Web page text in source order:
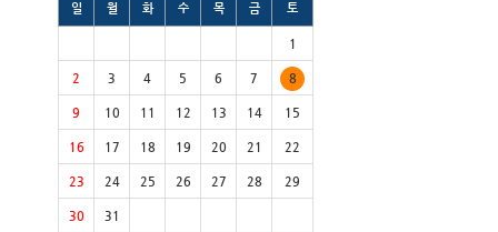
일 월 화 수 목 금 토
1
2 3 4 5 6 7 8
9 10 11 12 13 14 15
16 17 18 19 20 21 22
23 24 25 26 27 28 29
30 31